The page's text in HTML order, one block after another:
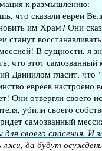
к размышлению:
что сказали евреи
им Храм? Они
станут
В сущности, я
что этот
Даниилом гласит, что
евреев настроено
Они отвергли своего
убили своего
самозванный
для своего спасения.
лжи, да будут